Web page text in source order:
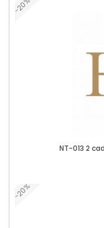
-20%
NT-013 2
-20%